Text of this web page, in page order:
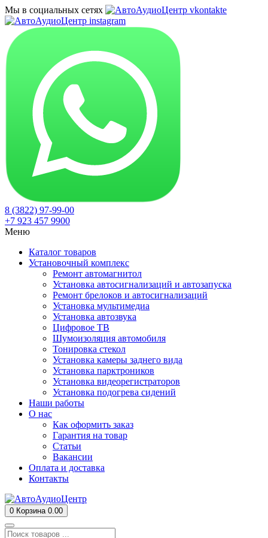
Мы в социальных сетях
8 (3822) 97-99-00
+7 923 457 9900
Меню
Каталог товаров
Установочный комплекс
Ремонт автомагнитол
Установка автосигнализаций и автозапуска
Ремонт брелоков и автосигнализаций
Установка мультимедиа
Установка автозвука
Цифровое ТВ
Шумоизоляция автомобиля
Тонировка стекол
Установка камеры заднего вида
Установка парктроников
Установка видеорегистраторов
Установка подогрева сидений
Наши работы
О нас
Как оформить заказ
Гарантия на товар
Статьи
Вакансии
Оплата и доставка
Контакты
0 Корзина 0.00